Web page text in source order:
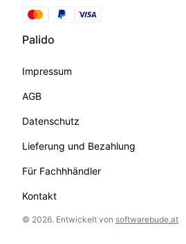
Palido
Impressum
AGB
Datenschutz
Lieferung und Bezahlung
Für Fachhhändler
Kontakt
© 2026. Entwickelt von softwarebude.at